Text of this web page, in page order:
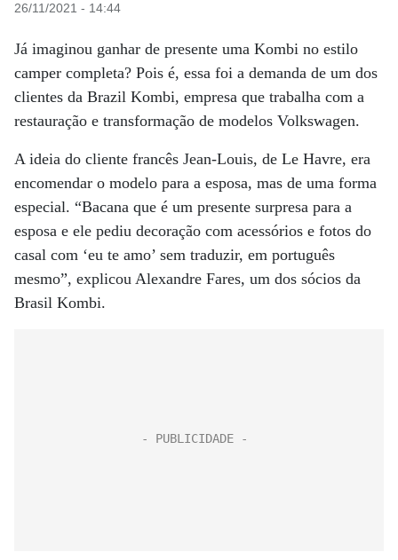
26/11/2021 - 14:44
Já imaginou ganhar de presente uma Kombi no estilo
camper completa? Pois é, essa foi a demanda de um dos
clientes da Brazil Kombi, empresa que trabalha com a
restauração e transformação de modelos Volkswagen.
A ideia do cliente francês Jean-Louis, de Le Havre, era
encomendar o modelo para a esposa, mas de uma forma
especial. “Bacana que é um presente surpresa para a
esposa e ele pediu decoração com acessórios e fotos do
casal com ‘eu te amo’ sem traduzir, em português
mesmo”, explicou Alexandre Fares, um dos sócios da
Brasil Kombi.